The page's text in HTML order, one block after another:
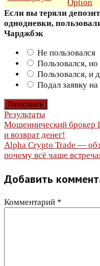
Если вы теряли
однодневки,
Чарджбэк
Не пользовался
Пользовался, но
Пользовался, и
Подал заявку
Результаты
Навигация
по
записям
Мошеннический
и возврат денег!
Alpha Crypto Trade —
почему всё чаще
Добавить
Комментарий *